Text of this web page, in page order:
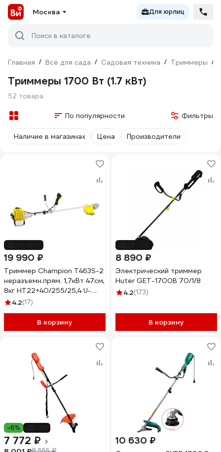
Москва Для юрлиц
Поиск в каталоге
Главная / Всё для сада / Садовая техника / Триммеры /
Триммеры 1700 Вт (1.7 кВт)
52 товара
По популярности Фильтры
Наличие в магазинах Цена Производители
19 990 ₽
Триммер Champion Т463S-2
неразъемн.прям. 1,7кВт 47см,
8кг HT22+40/255/25,4 U-
ручка легк.старт T463S-2
4.2(17)
В корзину
8 890 ₽
Электрический триммер
Huter GET-1700B 70/1/8
4.2(173)
В корзину
-6%
7 772 ₽ 10 630 ₽